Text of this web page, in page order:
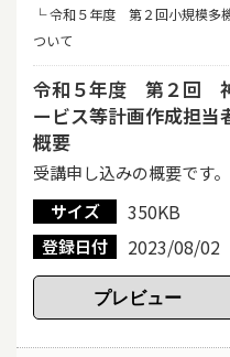
└ 令和５年度 第２回小規模多
ついて
令和５年度 第２回
ービス等計画作成担当
概要
受講申し込みの概要です。
サイズ
350KB
登録日付 2023/08/02